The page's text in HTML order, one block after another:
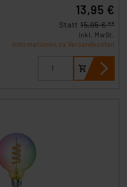
13,95 €
Statt 15,95 € **
inkl. MwSt.
Informationen zu Versandkosten